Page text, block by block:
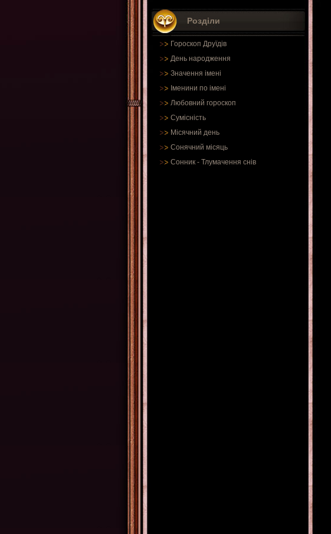
Розділи
Гороскоп Друїдів
День народження
Значення імені
Іменини по імені
Любовний гороскоп
Сумісність
Місячний день
Сонячний місяць
Сонник - Тлумачення снів